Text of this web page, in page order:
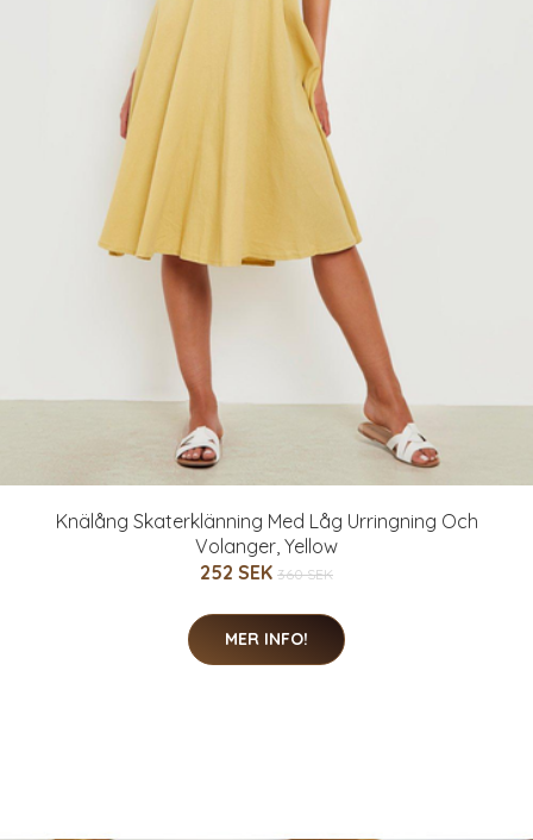
Knälång Skaterklänning Med Låg Urringning Och
Volanger, Yellow
252 SEK 360 SEK
MER INFO!